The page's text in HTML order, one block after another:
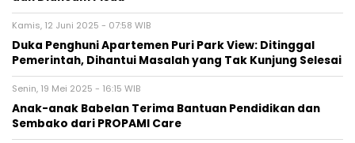
Kamis, 12 Juni 2025 - 07:58 WIB
Duka Penghuni Apartemen Puri Park View: Ditinggal
Pemerintah, Dihantui Masalah yang Tak Kunjung Selesai
Senin, 19 Mei 2025 - 16:15 WIB
Anak-anak Babelan Terima Bantuan Pendidikan dan
Sembako dari PROPAMI Care